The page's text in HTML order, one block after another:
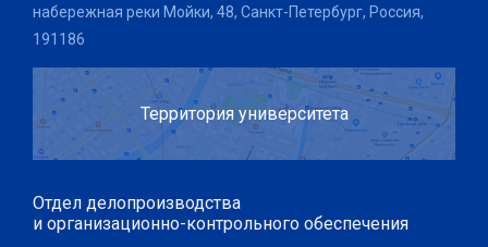
набережная реки Мойки, 48, Санкт-Петербург, Россия,
191186
Территория университета
Отдел делопроизводства
и организационно-контрольного обеспечения